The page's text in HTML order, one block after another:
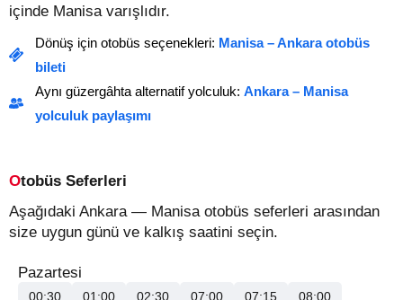
içinde Manisa varışlıdır.
Dönüş için otobüs seçenekleri: Manisa – Ankara otobüs
bileti
Aynı güzergâhta alternatif yolculuk: Ankara – Manisa
yolculuk paylaşımı
Otobüs Seferleri
Aşağıdaki Ankara — Manisa otobüs seferleri arasından
size uygun günü ve kalkış saatini seçin.
Pazartesi
00:30 01:00 02:30 07:00 07:15
08:00